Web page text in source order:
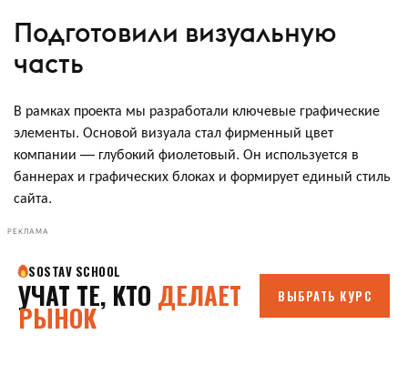
Подготовили визуальную
часть
В рамках проекта мы разработали ключевые графические
элементы. Основой визуала стал фирменный цвет
компании — глубокий фиолетовый. Он используется в
баннерах и графических блоках и формирует единый стиль
сайта.
РЕКЛАМА